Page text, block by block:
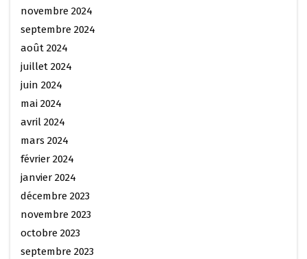
novembre 2024
septembre 2024
août 2024
juillet 2024
juin 2024
mai 2024
avril 2024
mars 2024
février 2024
janvier 2024
décembre 2023
novembre 2023
octobre 2023
septembre 2023